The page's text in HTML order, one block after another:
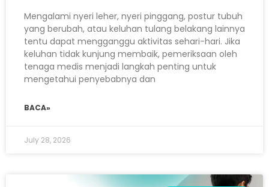
Mengalami nyeri leher, nyeri pinggang, postur tubuh
yang berubah, atau keluhan tulang belakang lainnya
tentu dapat mengganggu aktivitas sehari-hari. Jika
keluhan tidak kunjung membaik, pemeriksaan oleh
tenaga medis menjadi langkah penting untuk
mengetahui penyebabnya dan
BACA»
July 28, 2026